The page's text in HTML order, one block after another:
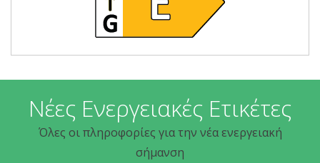
Νέες Ενεργειακές Ετικέτες
Όλες οι πληροφορίες για την νέα ενεργειακή
σήμανση